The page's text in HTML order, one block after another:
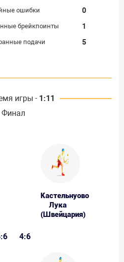
ошибки
0
брейкпоинты
1
подачи 5
игры - 1:11
Финал
Кастельнуово
Лука
(Швейцария)
4:6